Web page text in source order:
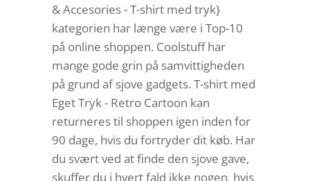
& Accesories - T-shirt med tryk}
kategorien har længe være i Top-10
på online shoppen. Coolstuff har
mange gode grin på samvittigheden
på grund af sjove gadgets. T-shirt med
Eget Tryk - Retro Cartoon kan
returneres til shoppen igen inden for
90 dage, hvis du fortryder dit køb. Har
du svært ved at finde den sjove gave,
skuffer du i hvert fald ikke nogen, hvis